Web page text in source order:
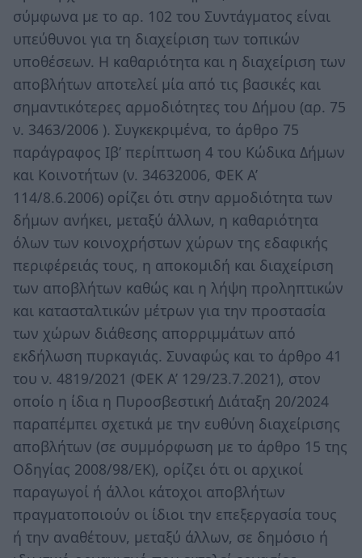
σύµφωνα µε το αρ. 102 του Συντάγµατος είναι
υπεύθυνοι για τη διαχείριση των τοπικών
υποθέσεων. Η καθαριότητα και η διαχείριση των
αποβλήτων αποτελεί µία από τις βασικές και
σηµαντικότερες αρµοδιότητες του Δήµου (αρ. 75
ν. 3463/2006 ). Συγκεκριμένα, το άρθρο 75
παράγραφος Ιβ’ περίπτωση 4 του Κώδικα Δήμων
και Κοινοτήτων (ν. 34632006, ΦΕΚ Α’
114/8.6.2006) ορίζει ότι στην αρμοδιότητα των
δήμων ανήκει, μεταξύ άλλων, η καθαριότητα
όλων των κοινοχρήστων χώρων της εδαφικής
περιφέρειάς τους, η αποκομιδή και διαχείριση
των αποβλήτων καθώς και η λήψη προληπτικών
και κατασταλτικών μέτρων για την προστασία
των χώρων διάθεσης απορριμμάτων από
εκδήλωση πυρκαγιάς. Συναφώς και το άρθρο 41
του ν. 4819/2021 (ΦΕΚ Α’ 129/23.7.2021), στον
οποίο η ίδια η Πυροσβεστική Διάταξη 20/2024
παραπέμπει σχετικά με την ευθύνη διαχείρισης
αποβλήτων (σε συμμόρφωση με το άρθρο 15 της
Οδηγίας 2008/98/ΕΚ), ορίζει ότι οι αρχικοί
παραγωγοί ή άλλοι κάτοχοι αποβλήτων
πραγματοποιούν οι ίδιοι την επεξεργασία τους
ή την αναθέτουν, μεταξύ άλλων, σε δημόσιο ή